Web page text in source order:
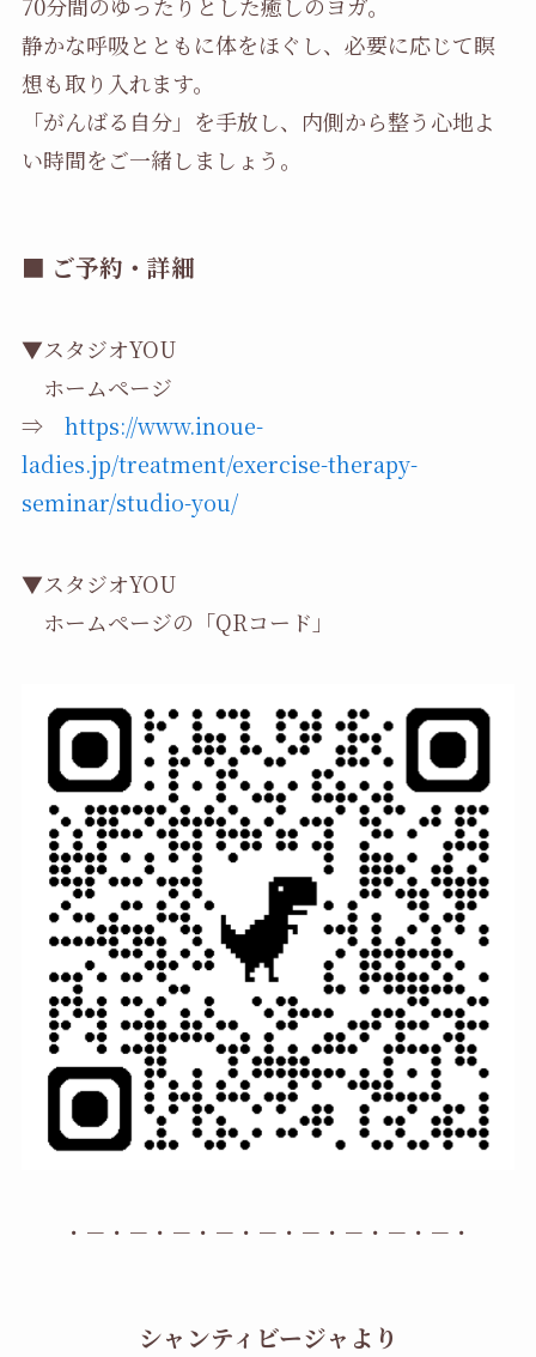
70分間のゆったりとした癒しのヨガ。
静かな呼吸とともに体をほぐし、必要に応じて瞑
想も取り入れます。
「がんばる自分」を手放し、内側から整う心地よ
い時間をご一緒しましょう。
■ ご予約・詳細
▼スタジオYOU
ホームページ
⇒ https://www.inoue-
ladies.jp/treatment/exercise-therapy-
seminar/studio-you/
▼スタジオYOU
ホームページの「QRコード」
・－・－・－・－・－・－・－・－・－・
シャンティビージャより